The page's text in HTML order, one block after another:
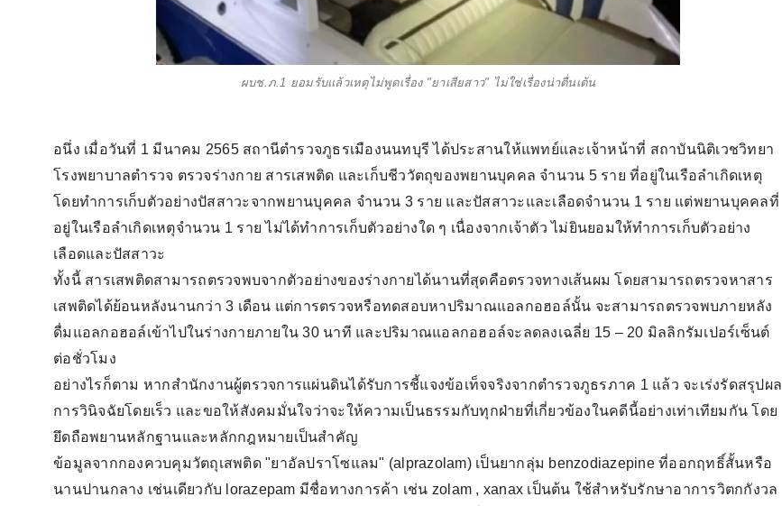
ผบช.ภ.1 ยอมรับแล้วเหตุไม่พูดเรื่อง "ยาเสียสาว" ไม่ใช่เรื่องน่าตื่นเต้น
อนึ่ง เมื่อวันที่ 1 มีนาคม 2565 สถานีตำรวจภูธรเมืองนนทบุรี ได้ประสานให้แพทย์และเจ้าหน้าที่ สถาบันนิติเวชวิทยา
โรงพยาบาลตำรวจ ตรวจร่างกาย สารเสพติด และเก็บชีววัตถุของพยานบุคคล จำนวน 5 ราย ที่อยู่ในเรือลำเกิดเหตุ
โดยทำการเก็บตัวอย่างปัสสาวะจากพยานบุคคล จำนวน 3 ราย และปัสสาวะและเลือดจำนวน 1 ราย แต่พยานบุคคลที่
อยู่ในเรือลำเกิดเหตุจำนวน 1 ราย ไม่ได้ทำการเก็บตัวอย่างใด ๆ เนื่องจากเจ้าตัว ไม่ยินยอมให้ทำการเก็บตัวอย่าง
เลือดและปัสสาวะ
ทั้งนี้ สารเสพติดสามารถตรวจพบจากตัวอย่างของร่างกายได้นานที่สุดคือตรวจทางเส้นผม โดยสามารถตรวจหาสาร
เสพติดได้ย้อนหลังนานกว่า 3 เดือน แต่การตรวจหรือทดสอบหาปริมาณแอลกอฮอล์นั้น จะสามารถตรวจพบภายหลัง
ดื่มแอลกอฮอล์เข้าไปในร่างกายภายใน 30 นาที และปริมาณแอลกอฮอล์จะลดลงเฉลี่ย 15 – 20 มิลลิกรัมเปอร์เซ็นต์
ต่อชั่วโมง​
อย่างไรก็ตาม หากสำนักงานผู้ตรวจการแผ่นดินได้รับการชี้แจงข้อเท็จจริงจากตำรวจภูธรภาค 1 แล้ว จะเร่งรัดสรุปผล
การวินิจฉัยโดยเร็ว และขอให้สังคมมั่นใจว่าจะให้ความเป็นธรรมกับทุกฝ่ายที่เกี่ยวข้องในคดีนี้อย่างเท่าเทียมกัน โดย
ยึดถือพยานหลักฐานและหลักกฎหมายเป็นสำคัญ
ข้อมูลจากกองควบคุมวัตถุเสพติด "ยาอัลปราโซแลม" (alprazolam) เป็นยากลุ่ม benzodiazepine ที่ออกฤทธิ์สั้นหรือ
นานปานกลาง เช่นเดียวกับ lorazepam มีชื่อทางการค้า เช่น zolam , xanax เป็นต้น ใช้สำหรับรักษาอาการวิตกกังวล